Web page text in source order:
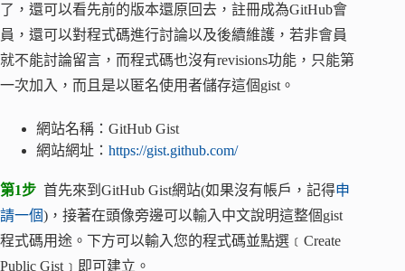
了，還可以看先前的版本還原回去，註冊成為GitHub會
員，還可以對程式碼進行討論以及後續維護，若非會員
就不能討論留言，而程式碼也沒有revisions功能，只能第
一次加入，而且是以匿名使用者儲存這個gist。
網站名稱：GitHub Gist
網站網址： https://gist.github.com/
第1步 首先來到GitHub Gist網站(如果沒有帳戶，記得申
請一個)，接著在頭像旁邊可以輸入中文說明這整個gist
程式碼用途。下方可以輸入您的程式碼並點選﹝Create
Public Gist﹞即可建立。